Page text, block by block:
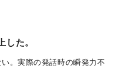
した
。実際の発話時の瞬発力不